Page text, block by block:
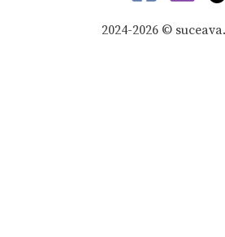
2024-2026 ©